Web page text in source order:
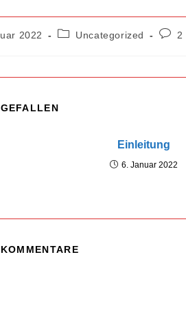
2022
Beitrags-
Uncategorized 2
Einleitung
6. Januar 2022